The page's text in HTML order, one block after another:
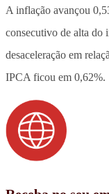
A inflação avançou
consecutivo de alta do
desaceleração em
IPCA ficou em 0,62%.